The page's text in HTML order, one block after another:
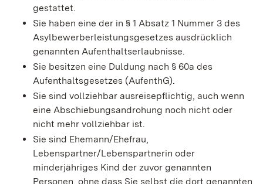
gestattet.
Sie haben eine der in § 1 Absatz 1 Nummer 3 des
Asylbewerberleistungsgesetzes ausdrücklich
genannten Aufenthaltserlaubnisse.
Sie besitzen eine Duldung nach § 60a des
Aufenthaltsgesetzes (AufenthG).
Sie sind vollziehbar ausreisepflichtig, auch wenn
eine Abschiebungsandrohung noch nicht oder
nicht mehr vollziehbar ist.
Sie sind Ehemann/Ehefrau,
Lebenspartner/Lebenspartnerin oder
minderjähriges Kind der zuvor genannten
Personen, ohne dass Sie selbst die dort genannten